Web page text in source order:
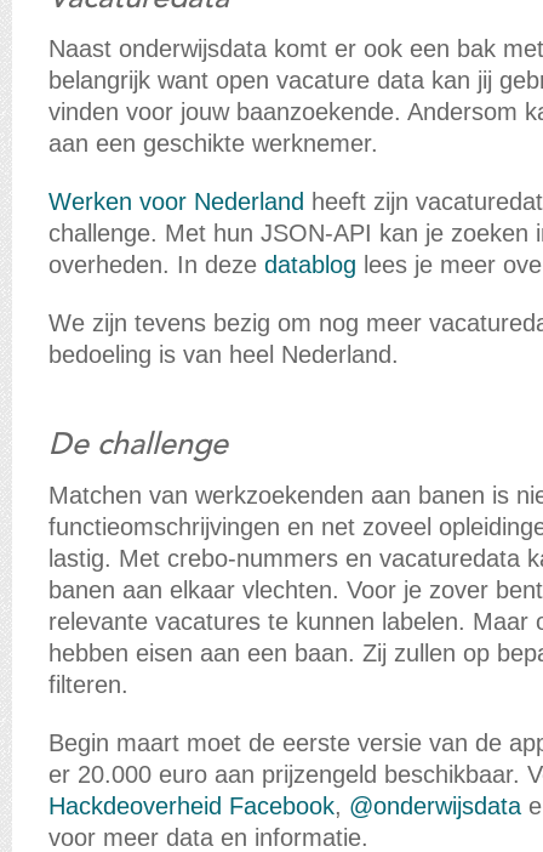
Naast onderwijsdata komt er ook een bak
belangrijk want open vacature data kan jij
vinden voor jouw baanzoekende. Andersom
aan een geschikte werknemer.
Werken voor Nederland heeft zijn
challenge. Met hun JSON-API kan je zoeken
overheden. In deze datablog lees je meer
We zijn tevens bezig om nog meer
bedoeling is van heel Nederland.
De challenge
Matchen van werkzoekenden aan banen is
functieomschrijvingen en net zoveel
lastig. Met crebo-nummers en vacaturedata
banen aan elkaar vlechten. Voor je zover
relevante vacatures te kunnen labelen. Maar
hebben eisen aan een baan. Zij zullen op
filteren.
Begin maart moet de eerste versie van de
er 20.000 euro aan prijzengeld beschikbaar.
Hackdeoverheid Facebook, @onderwijsdata
voor meer data en informatie.